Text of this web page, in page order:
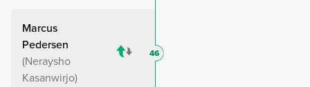
Marcus
Pedersen
Neraysho
Kasanwirjo
46